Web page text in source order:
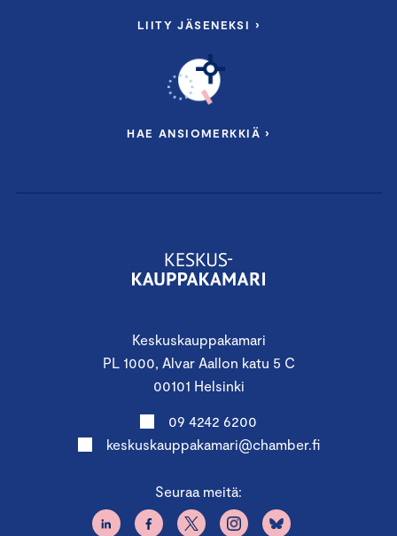
Keskuskauppakamari
PL 1000, Alvar Aallon katu 5 C
00101 Helsinki
09 4242 6200
keskuskauppakamari@chamber.fi
Seuraa meitä:
LIITY JÄSENEKSI ›
HAE ANSIOMERKKIÄ ›